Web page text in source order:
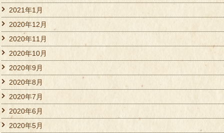
2021年1月
2020年12月
2020年11月
2020年10月
2020年9月
2020年8月
2020年7月
2020年6月
2020年5月